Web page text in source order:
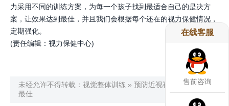
力采用不同的训练方案，为每一个孩子找到最适合自己的是决方
案，让效果达到最佳，并且我们会根据每个还在的视力保健情况，
定期强化。
(责任编辑：视力保健中心)
未经允许不得转载： 视觉整体训练 » 预防近视视觉训练效果
最佳
在线客服
售前咨询